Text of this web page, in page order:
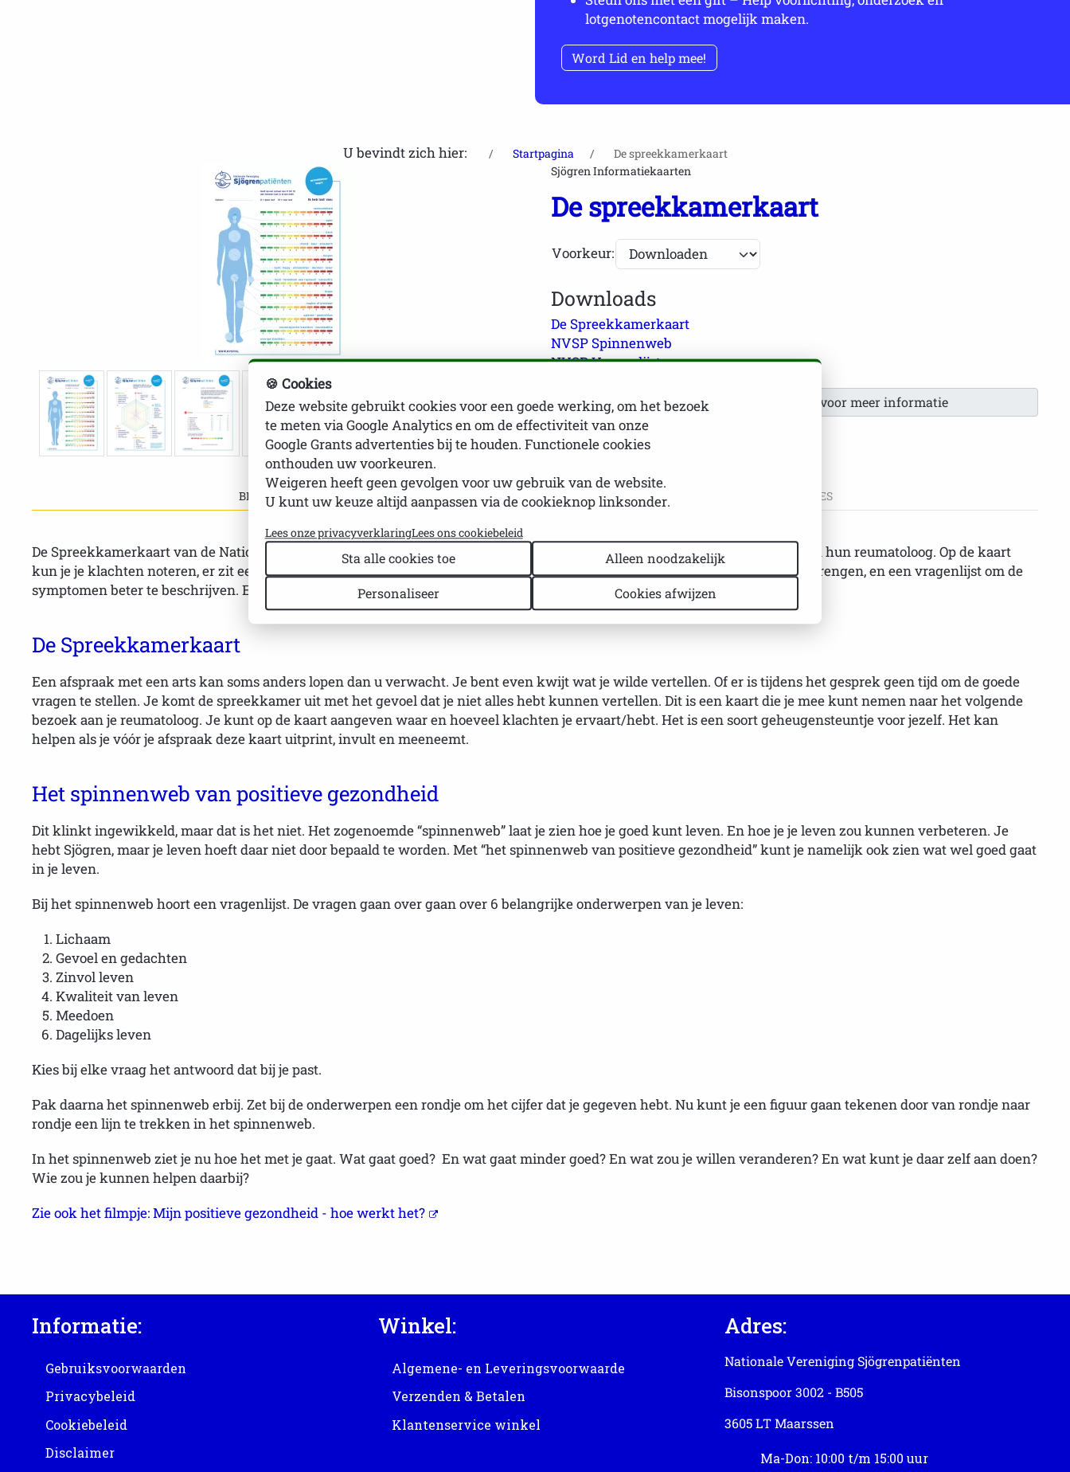
lotgenotencontact mogelijk maken.
Word Lid en help mee!
U bevindt zich hier: Startpagina
De spreekkamerkaart
Sjögren Informatiekaarten
De spreekkamerkaart
Voorkeur:
Downloads
De Spreekkamerkaart
NVSP Spinnenweb
NVSP Vragenlijst
Neem contact met ons op voor meer informatie
BESCHRIJVING SPECIFICATIES
De Spreekkamerkaart van de Nationale Vereniging Sjögrenpatiënten helpt patiënten bij het voorbereiden van een bezoek aan hun reumatoloog. Op de kaart
kun je je klachten noteren, er zit een spinnenweb van positieve gezondheid bij om verschillende levensgebieden in kaart te brengen, en een vragenlijst om de
symptomen beter te beschrijven. Een set kost € 2,50 De kaart is eventueel ook gratis te downloaden.
De Spreekkamerkaart
Een afspraak met een arts kan soms anders lopen dan u verwacht. Je bent even kwijt wat je wilde vertellen. Of er is tijdens het gesprek geen tijd om de goede
vragen te stellen. Je komt de spreekkamer uit met het gevoel dat je niet alles hebt kunnen vertellen. Dit is een kaart die je mee kunt nemen naar het volgende
bezoek aan je reumatoloog. Je kunt op de kaart aangeven waar en hoeveel klachten je ervaart/hebt. Het is een soort geheugensteuntje voor jezelf. Het kan
helpen als je vóór je afspraak deze kaart uitprint, invult en meeneemt.
Het spinnenweb van positieve gezondheid
Dit klinkt ingewikkeld, maar dat is het niet. Het zogenoemde “spinnenweb” laat je zien hoe je goed kunt leven. En hoe je je leven zou kunnen verbeteren. Je
hebt Sjögren, maar je leven hoeft daar niet door bepaald te worden. Met “het spinnenweb van positieve gezondheid” kunt je namelijk ook zien wat wel goed gaat
in je leven.
Bij het spinnenweb hoort een vragenlijst. De vragen gaan over gaan over 6 belangrijke onderwerpen van je leven:
Lichaam
Gevoel en gedachten
Zinvol leven
Kwaliteit van leven
Meedoen
Dagelijks leven
Kies bij elke vraag het antwoord dat bij je past.
Pak daarna het spinnenweb erbij. Zet bij de onderwerpen een rondje om het cijfer dat je gegeven hebt. Nu kunt je een figuur gaan tekenen door van rondje naar
rondje een lijn te trekken in het spinnenweb.
In het spinnenweb ziet je nu hoe het met je gaat. Wat gaat goed? En wat gaat minder goed? En wat zou je willen veranderen? En wat kunt je daar zelf aan doen?
Wie zou je kunnen helpen daarbij?
Zie ook het filmpje: Mijn positieve gezondheid - hoe werkt het?
Informatie:
Gebruiksvoorwaarden
Privacybeleid
Cookiebeleid
Disclaimer
Winkel:
Algemene- en Leveringsvoorwaarde
Verzenden & Betalen
Klantenservice winkel
Adres:
Nationale Vereniging Sjögrenpatiënten
Bisonspoor 3002 - B505
3605 LT Maarssen
Ma-Don: 10:00 t/m 15:00 uur
🍪 Cookies
Deze website gebruikt cookies voor een goede werking, om het bezoek
te meten via Google Analytics en om de effectiviteit van onze
Google Grants advertenties bij te houden. Functionele cookies
onthouden uw voorkeuren.
Weigeren heeft geen gevolgen voor uw gebruik van de website.
U kunt uw keuze altijd aanpassen via de cookieknop linksonder.
Lees onze privacyverklaringLees ons cookiebeleid
Sta alle cookies toe Alleen noodzakelijk
Personaliseer Cookies afwijzen